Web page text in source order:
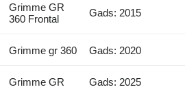
Grimme GR
360 Frontal
Gads: 2015
Grimme gr 360 Gads: 2020
Grimme GR Gads: 2025